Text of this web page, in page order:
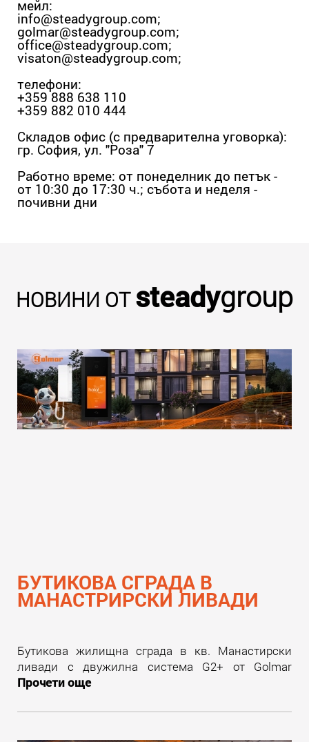
мейл:
info@steadygroup.com;
golmar@steadygroup.com;
office@steadygroup.com;
visaton@steadygroup.com;
телефони:
+359 888 638 110
+359 882 010 444
Складов офис (с предварителна уговорка):
гр. София, ул. "Роза" 7
Работно време: от понеделник до петък -
от 10:30 до 17:30 ч.; събота и неделя -
почивни дни
НОВИНИ ОТsteadygroup
БУТИКОВА СГРАДА В
МАНАСТРИРСКИ ЛИВАДИ
Бутикова жилищна сграда в кв. Манастирски
ливади с двужилна система G2+ от Golmar
Прочети още